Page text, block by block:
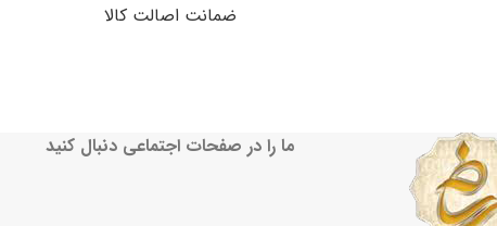
ضمانت اصالت کالا
ما را در صفحات اجتماعی دنبال کنید